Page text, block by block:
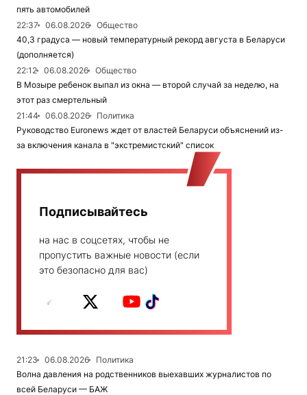
пять автомобилей
22:37
06.08.2026
Общество
40,3 градуса — новый температурный рекорд августа в Беларуси
(дополняется)
22:12
06.08.2026
Общество
В Мозыре ребенок выпал из окна — второй случай за неделю, на
этот раз смертельный
21:44
06.08.2026
Политика
Руководство Euronews ждет от властей Беларуси объяснений из-
за включения канала в "экстремистский" список
Подписывайтесь
на нас в соцсетях, чтобы не
пропустить важные новости (если
это безопасно для вас)
21:23 06.08.2026
Политика
Волна давления на родственников выехавших журналистов по
всей Беларуси — БАЖ